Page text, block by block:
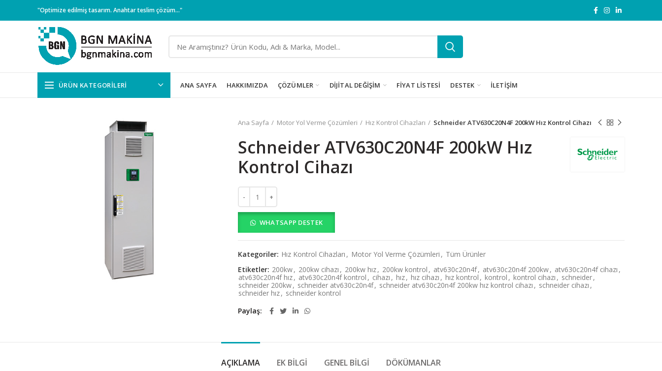
"Optimize edilmiş tasarım. Anahtar teslim çözüm..."
ÜRÜN KATEGORILERI ANA SAYFA HAKKIMIZDA ÇÖZÜMLER DIJITAL DEĞIŞIM FIYAT LISTESI DESTEK İLETIŞIM
Ana Sayfa Motor Yol Verme Çözümleri Hız Kontrol Cihazları Schneider ATV630C20N4F 200kW Hız Kontrol Cihazı
Schneider ATV630C20N4F 200kW Hız
Kontrol Cihazı
Schneider ATV630C20N4F 200kW Hız Kontrol Cihazı adet
WHATSAPP DESTEK
Kategoriler: Hız Kontrol Cihazları , Motor Yol Verme Çözümleri , Tüm Ürünler
Etiketler: 200kw, 200kw cihazı , 200kw hız, 200kw kontrol , atv630c20n4f, atv630c20n4f 200kw, atv630c20n4f cihazı ,
atv630c20n4f hız, atv630c20n4f kontrol , cihazı , hız, hız cihazı , hız kontrol , kontrol , kontrol cihazı , schneider,
schneider 200kw, schneider atv630c20n4f, schneider atv630c20n4f 200kw hız kontrol cihazı , schneider cihazı ,
schneider hız, schneider kontrol
Paylaş
AÇIKLAMA EK BILGI GENEL BILGI DÖKÜMANLAR